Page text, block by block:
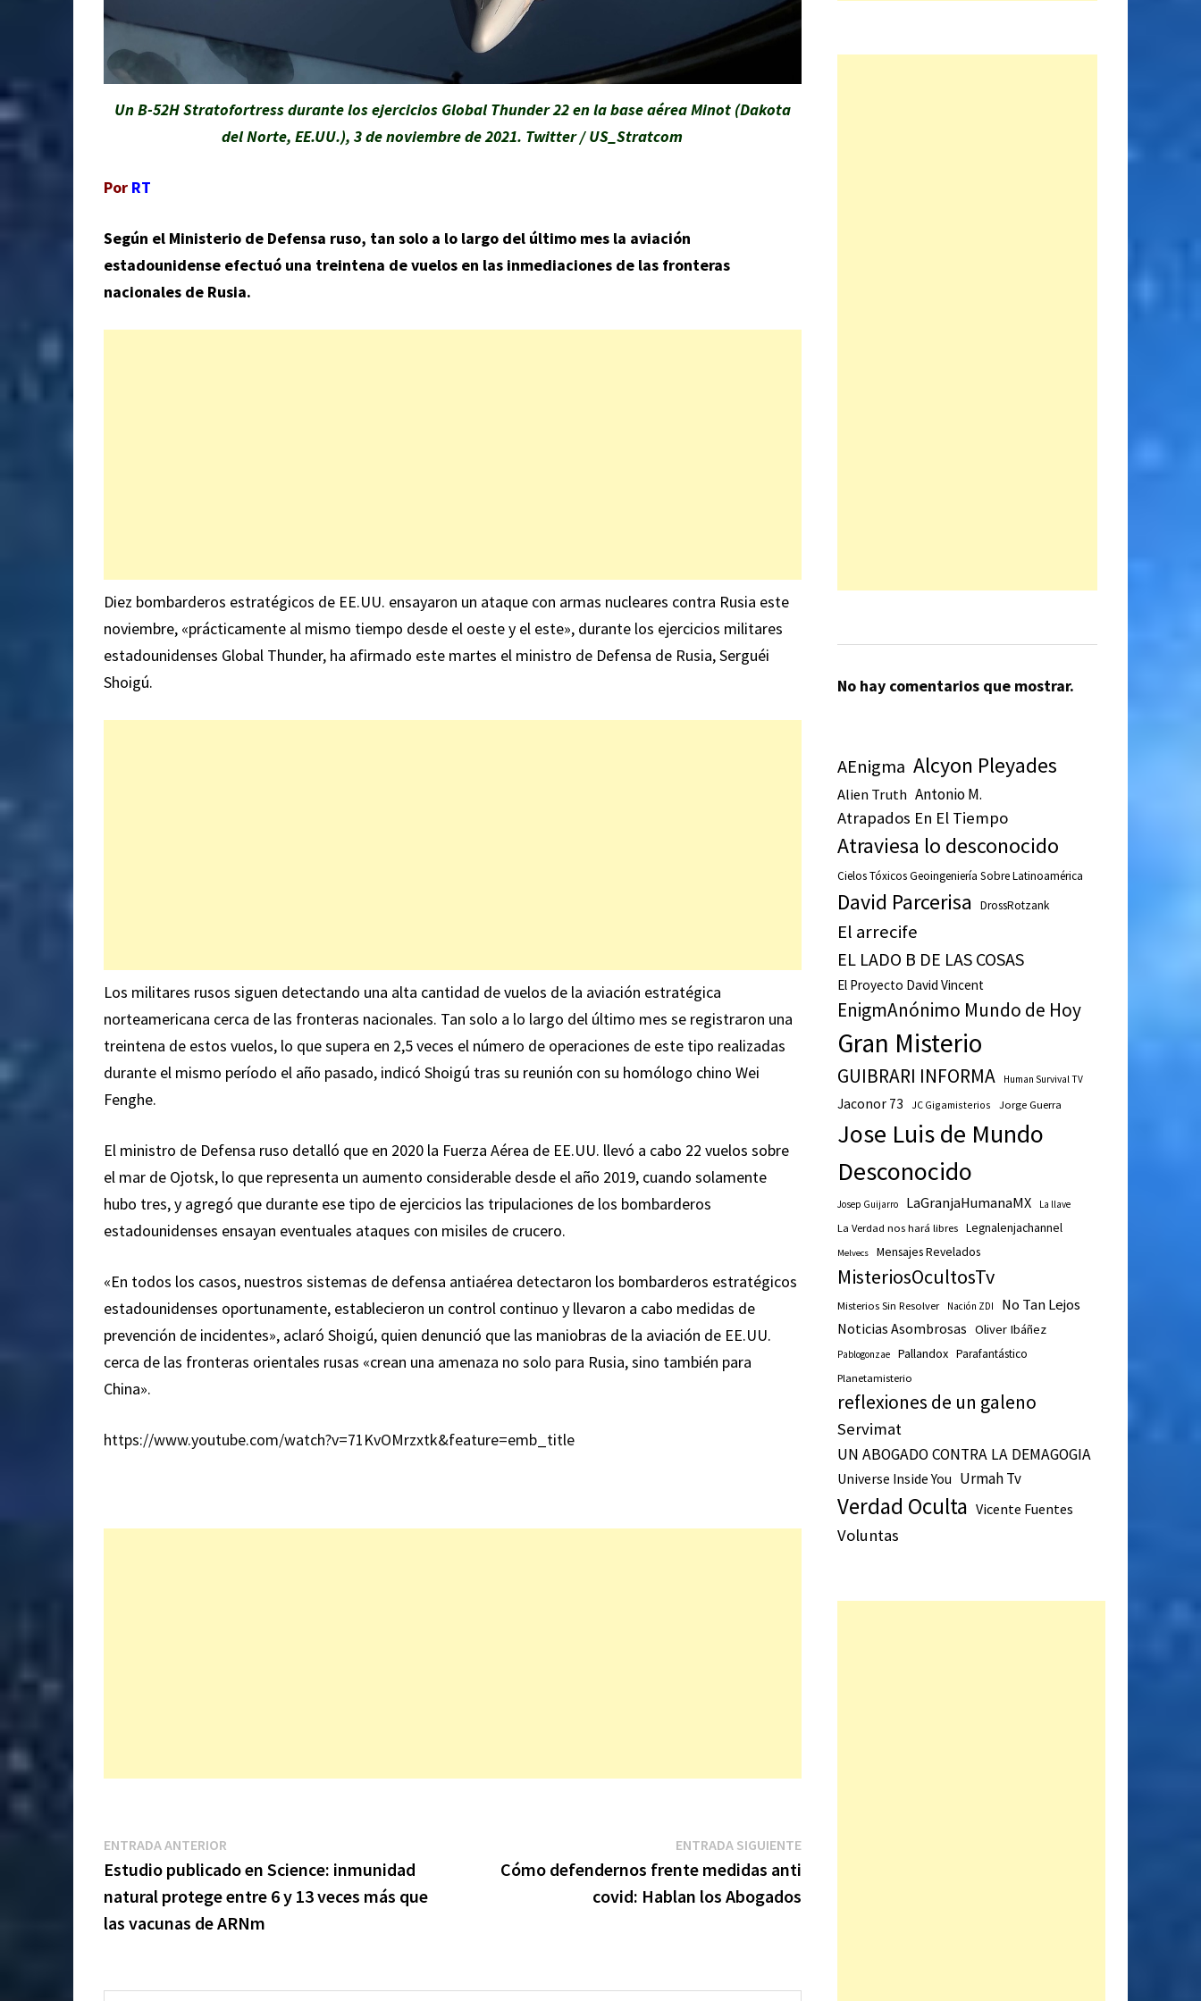
Un B-52H Stratofortress durante los ejercicios Global Thunder 22 en la base aérea Minot (Dakota
del Norte, EE.UU.), 3 de noviembre de 2021. Twitter / US_Stratcom
Por RT
Según el Ministerio de Defensa ruso, tan solo a lo largo del último mes la aviación
estadounidense efectuó una treintena de vuelos en las inmediaciones de las fronteras
nacionales de Rusia.
Diez bombarderos estratégicos de EE.UU. ensayaron un ataque con armas nucleares contra Rusia este
noviembre, «prácticamente al mismo tiempo desde el oeste y el este», durante los ejercicios militares
estadounidenses Global Thunder, ha afirmado este martes el ministro de Defensa de Rusia, Serguéi
Shoigú.
Los militares rusos siguen detectando una alta cantidad de vuelos de la aviación estratégica
norteamericana cerca de las fronteras nacionales. Tan solo a lo largo del último mes se registraron una
treintena de estos vuelos, lo que supera en 2,5 veces el número de operaciones de este tipo realizadas
durante el mismo período el año pasado, indicó Shoigú tras su reunión con su homólogo chino Wei
Fenghe.
El ministro de Defensa ruso detalló que en 2020 la Fuerza Aérea de EE.UU. llevó a cabo 22 vuelos sobre
el mar de Ojotsk, lo que representa un aumento considerable desde el año 2019, cuando solamente
hubo tres, y agregó que durante ese tipo de ejercicios las tripulaciones de los bombarderos
estadounidenses ensayan eventuales ataques con misiles de crucero.
«En todos los casos, nuestros sistemas de defensa antiaérea detectaron los bombarderos estratégicos
estadounidenses oportunamente, establecieron un control continuo y llevaron a cabo medidas de
prevención de incidentes», aclaró Shoigú, quien denunció que las maniobras de la aviación de EE.UU.
cerca de las fronteras orientales rusas «crean una amenaza no solo para Rusia, sino también para
China».
https://www.youtube.com/watch?v=71KvOMrzxtk&feature=emb_title
Navegación
de
entradas
ENTRADA ANTERIOREntrada
anterior:
Estudio publicado en Science: inmunidad
natural protege entre 6 y 13 veces más que
las vacunas de ARNm
ENTRADA SIGUIENTEEntrada
siguiente:
Cómo defendernos frente medidas anti
covid: Hablan los Abogados
No hay comentarios que mostrar.
AEnigma Alcyon Pleyades
Alien Truth Antonio M.
Atrapados En El Tiempo
Atraviesa lo desconocido
Cielos Tóxicos Geoingeniería Sobre Latinoamérica
David Parcerisa DrossRotzank
El arrecife
EL LADO B DE LAS COSAS
El Proyecto David Vincent
EnigmAnónimo Mundo de Hoy
Gran Misterio
GUIBRARI INFORMA Human Survival TV
Jaconor 73 JC Gigamisterios Jorge Guerra
Jose Luis de Mundo
Desconocido
Josep Guijarro LaGranjaHumanaMX La llave
La Verdad nos hará libres Legnalenjachannel
Melvecs Mensajes Revelados
MisteriosOcultosTv
Misterios Sin Resolver Nación ZDI No Tan Lejos
Noticias Asombrosas Oliver Ibáñez
Pablogonzae Pallandox Parafantástico
Planetamisterio
reflexiones de un galeno
Servimat
UN ABOGADO CONTRA LA DEMAGOGIA
Universe Inside You Urmah Tv
Verdad Oculta Vicente Fuentes
Voluntas